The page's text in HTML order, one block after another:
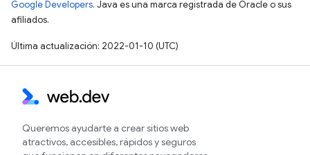
Google Developers. Java es una marca registrada de Oracle o sus
afiliados.
Última actualización: 2022-01-10 (UTC)
Queremos ayudarte a crear sitios web
atractivos, accesibles, rápidos y seguros